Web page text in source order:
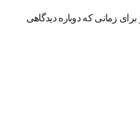
زمانی که دوباره دیدگاهی